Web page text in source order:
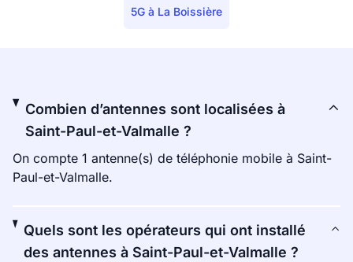
5G à La Boissière
Combien d’antennes sont localisées à
Saint-Paul-et-Valmalle ?
On compte 1 antenne(s) de téléphonie mobile à Saint-
Paul-et-Valmalle.
Quels sont les opérateurs qui ont installé
des antennes à Saint-Paul-et-Valmalle ?